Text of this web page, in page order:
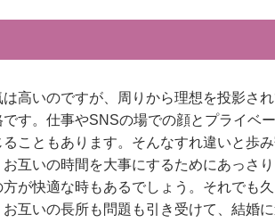
高いのですが、周りから理想を投影さ
す。仕事やSNSの場での顔とプライベ
こともあります。そんなすれ違いと歩
互いの時間を大事にするためにあっさ
が快適な時もあるでしょう。それでも
互いの長所も問題も引き受けて、結婚